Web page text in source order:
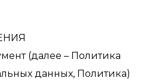
(далее – Политика
данных, Политика)